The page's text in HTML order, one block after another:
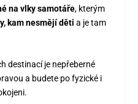
na vlky samotáře, kterým
kam nesmějí děti a je tam
destinací je nepřeberné
a budete po fyzické i